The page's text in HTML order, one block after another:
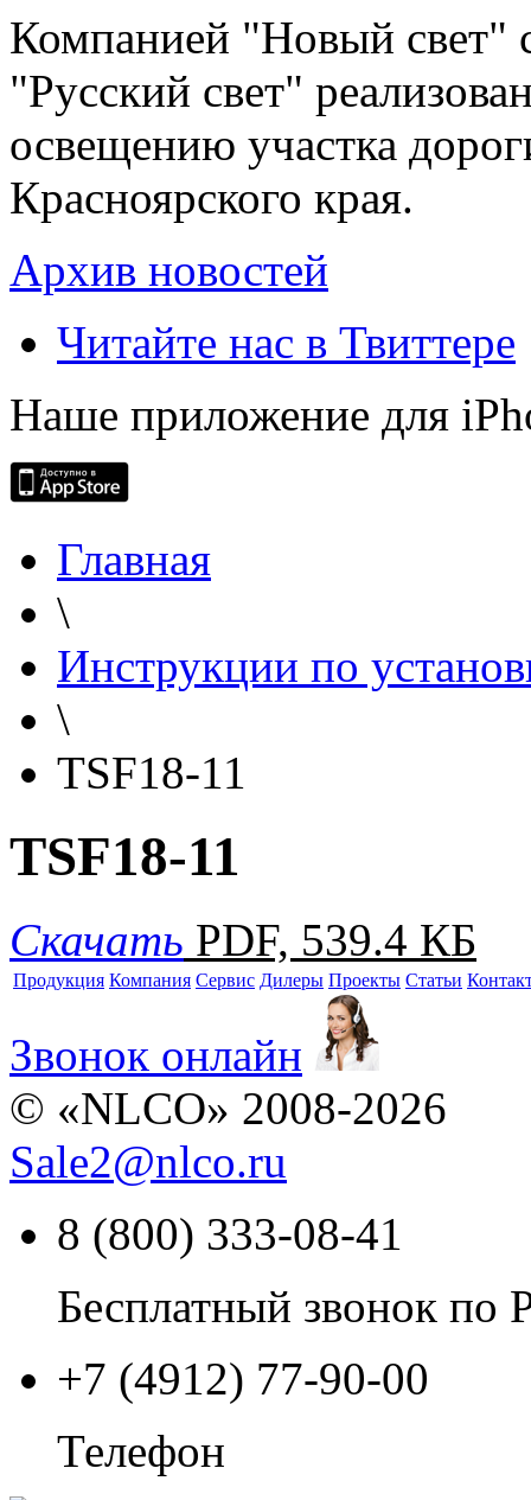
Компанией "Новый свет"
"Русский свет"
освещению участка
Красноярского края.
Архив новостей
Читайте нас в Твиттере
Наше приложение для
Главная
\
Инструкции по
\
TSF18-11
TSF18-11
Скачать PDF, 539.4 КБ
Продукция Компания Сервис Дилеры Проекты Статьи
Звонок онлайн
© «NLCO» 2008-2026
Sale2@nlco.ru
8 (800) 333-08-41
Бесплатный звонок по
+7 (4912) 77-90-00
Телефон